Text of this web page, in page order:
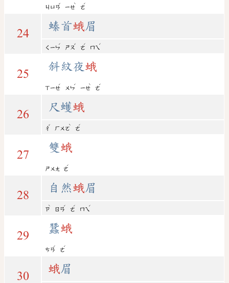
ㄐㄩㄢ
ˇ
ㄧㄝ
ˋ
ㄜ
ˊ
24
螓首蛾眉
ㄑㄧㄣ
ˊ
ㄕㄡ
ˇ
ㄜ
ˊ
ㄇㄟ
ˊ
25
斜紋夜 蛾
ㄒㄧㄝ
ˊ
ㄨㄣ
ˊ
ㄧㄝ
ˋ
ㄜ
ˊ
26
尺蠖蛾
ㄔ
ˇ
ㄏㄨㄛ
ˋ
ㄜ
ˊ
27
雙蛾
ㄕㄨㄤ ㄜ
ˊ
28
自然蛾眉
ㄗ
ˋ
ㄖㄢ
ˊ
ㄜ
ˊ
ㄇㄟ
ˊ
29
蠶蛾
ㄘㄢ
ˊ
ㄜ
ˊ
30
蛾眉